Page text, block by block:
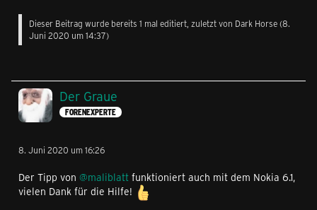
Dieser Beitrag wurde bereits 1 mal editiert, zuletzt von Dark Horse (8.
Juni 2020 um 14:37)
Der Graue
FORENEXPERTE
8. Juni 2020 um 16:26
Der Tipp von @maliblatt funktioniert auch mit dem Nokia 6.1,
vielen Dank für die Hilfe!